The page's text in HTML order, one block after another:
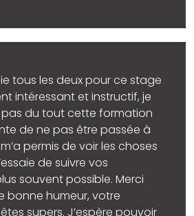
tous les deux pour ce stage
intéressant et instructif, je
pas du tout cette formation
de ne pas être passée à
permis de voir les choses
de suivre vos
souvent possible. Merci
bonne humeur, votre
supers. J’espère pouvoir